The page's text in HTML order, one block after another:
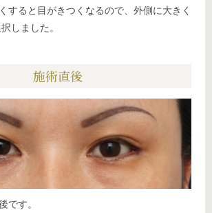
すると目がきつくなるので、外側に大きく
しました。
施術直後
です。